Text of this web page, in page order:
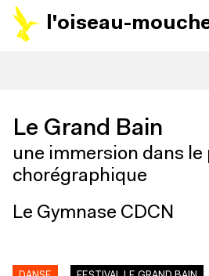
l'oiseau-
Le Grand Bain
une immersion dans le
chorégraphique
Le Gymnase CDCN